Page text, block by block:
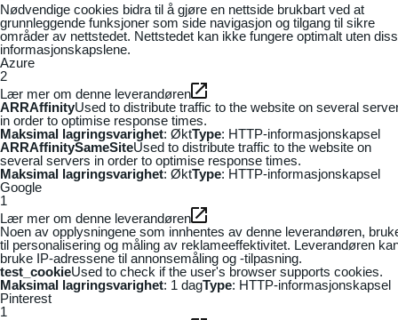
Nødvendige cookies bidra til å gjøre en nettside brukbart ved at
grunnleggende funksjoner som side navigasjon og tilgang til sikre
områder av nettstedet. Nettstedet kan ikke fungere optimalt uten
informasjonskapslene.
Azure
2
Lær mer om denne leverandøren
ARRAffinityUsed to distribute traffic to the website on several
in order to optimise response times.
Maksimal lagringsvarighet: ØktType: HTTP-informasjonskapsel
ARRAffinitySameSiteUsed to distribute traffic to the website on
several servers in order to optimise response times.
Maksimal lagringsvarighet: ØktType: HTTP-informasjonskapsel
Google
1
Lær mer om denne leverandøren
Noen av opplysningene som innhentes av denne leverandøren,
til personalisering og måling av reklameeffektivitet. Leverandøren
bruke IP-adressene til annonsemåling og -tilpasning.
test_cookieUsed to check if the user's browser supports cookies.
Maksimal lagringsvarighet: 1 dagType: HTTP-informasjonskapsel
Pinterest
1